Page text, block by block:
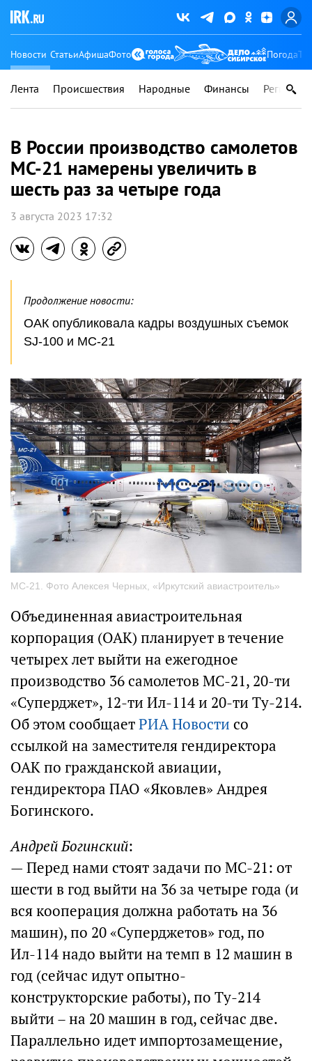
Новости СтатьиАфишаФото Погода
Лента Происшествия Народные Финансы Регионы
В России производство самолетов
МС-21 намерены увеличить в
шесть раз за четыре года
3 августа 2023 17:32
Продолжение новости:
ОАК опубликовала кадры воздушных съемок
SJ-100 и МС-21
МС-21. Фото Алексея Черных, «Иркутский авиастроитель»
Объединенная авиастроительная
корпорация (ОАК) планирует в течение
четырех лет выйти на ежегодное
производство 36 самолетов МС-21, 20-ти
«Суперджет», 12-ти Ил-114 и 20-ти Ту-214.
Об этом сообщаетРИА Новости со
ссылкой на заместителя гендиректора
ОАК по гражданской авиации,
гендиректора ПАО «Яковлев» Андрея
Богинского.
Андрей Богинский:
— Перед нами стоят задачи по МС-21: от
шести в год выйти на 36 за четыре года (и
вся кооперация должна работать на 36
машин), по 20 «Суперджетов» год, по
Ил-114 надо выйти на темп в 12 машин в
год (сейчас идут опытно-
конструкторские работы), по Ту-214
выйти – на 20 машин в год, сейчас две.
Параллельно идет импортозамещение,